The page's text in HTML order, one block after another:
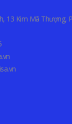
13 Kim Mã Thượng,